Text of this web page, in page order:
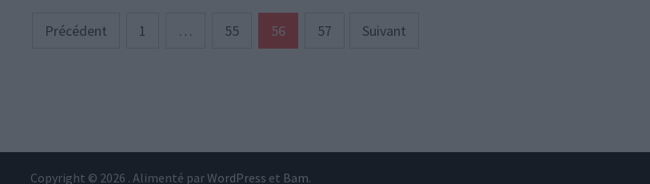
Pagination
Précédent 1 … 55 56 57 Suivant
Copyright © 2026 . Alimenté parWordPress et Bam.